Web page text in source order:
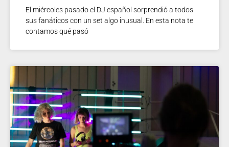
El miércoles pasado el DJ español sorprendió a todos
sus fanáticos con un set algo inusual. En esta nota te
contamos qué pasó